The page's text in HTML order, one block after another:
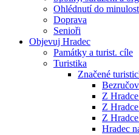
Ohlédnutí do
Doprava
Senioři
Objevuj Hradec
Památky a turist. cíle
Turistika
Značené
Z
Z
Z
Hradec